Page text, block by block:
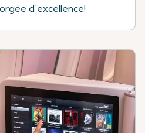
d'excellence!